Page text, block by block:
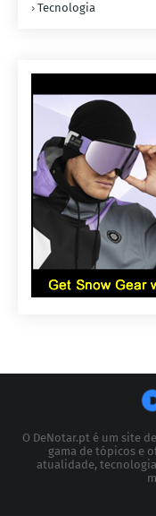
Tecnologia
O DeNotar.pt é um site
gama de tópicos e
atualidade,